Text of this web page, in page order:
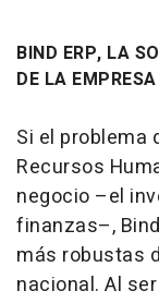
BIND ERP, LA
DE LA
Si el problema
Recursos
negocio –el
finanzas–,
más robustas
nacional. Al